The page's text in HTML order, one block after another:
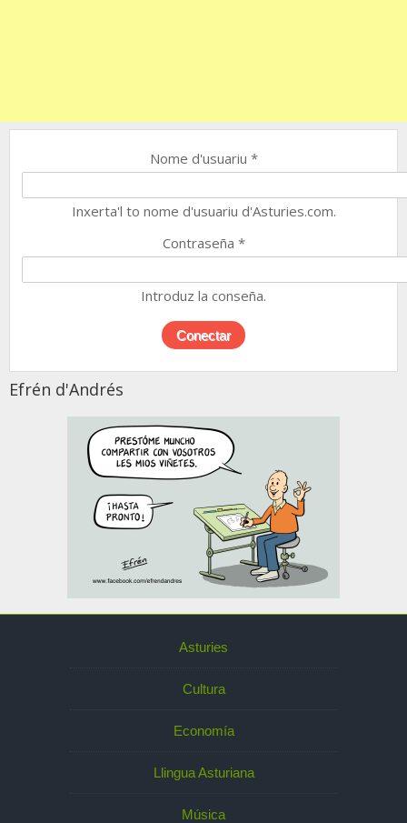
Nome d'usuariu *
Inxerta'l to nome d'usuariu d'Asturies.com.
Contraseña *
Introduz la conseña.
Efrén d'Andrés
Asturies
Cultura
Economía
Llingua Asturiana
Música